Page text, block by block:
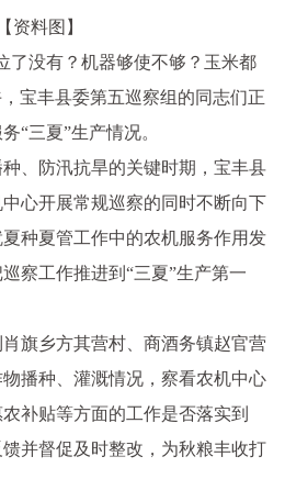
【资料图】
了没有？机器够使不够？玉米都
宝丰县委第五巡察组的同志们正
“三夏”生产情况。
、防汛抗旱的关键时期，宝丰县
心开展常规巡察的同时不断向下
种夏管工作中的农机服务作用发
察工作推进到“三夏”生产第一
旗乡方其营村、商酒务镇赵官营
播种、灌溉情况，察看农机中心
补贴等方面的工作是否落实到
并督促及时整改，为秋粮丰收打